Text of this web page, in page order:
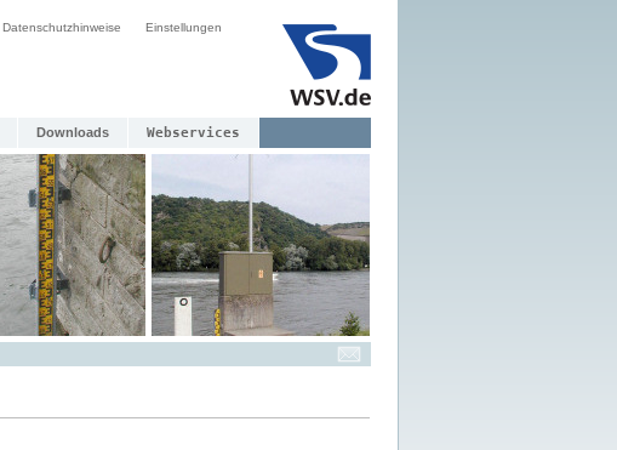
Datenschutzhinweise Einstellungen
Downloads Webservices